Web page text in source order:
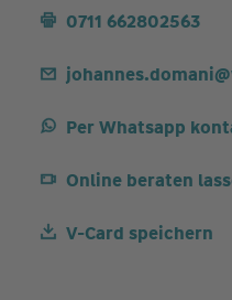
0711 662802563
Per Whatsapp
Online beraten
V-Card speichern